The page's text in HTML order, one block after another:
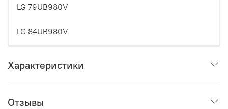
LG 79UB980V
LG 84UB980V
Характеристики
Отзывы